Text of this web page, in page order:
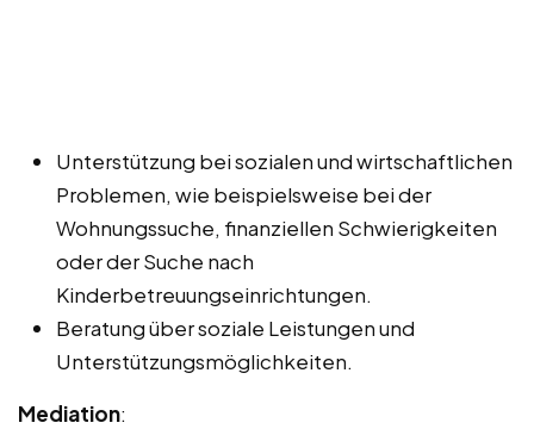
Unterstützung bei sozialen und wirtschaftlichen
Problemen, wie beispielsweise bei der
Wohnungssuche, finanziellen Schwierigkeiten
oder der Suche nach
Kinderbetreuungseinrichtungen.
Beratung über soziale Leistungen und
Unterstützungsmöglichkeiten.
Mediation: